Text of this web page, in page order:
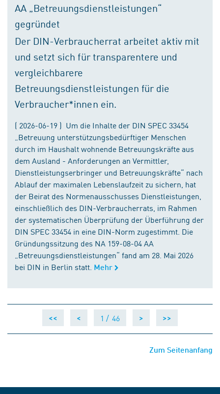
AA „Betreuungsdienstleistungen“
gegründet
Der DIN-Verbraucherrat arbeitet aktiv mit
und setzt sich für transparentere und
vergleichbarere
Betreuungsdienstleistungen für die
Verbraucher*innen ein.
( 2026-06-19 ) Um die Inhalte der DIN SPEC 33454
„Betreuung unterstützungsbedürftiger Menschen
durch im Haushalt wohnende Betreuungskräfte aus
dem Ausland - Anforderungen an Vermittler,
Dienstleistungserbringer und Betreuungskräfte“ nach
Ablauf der maximalen Lebenslaufzeit zu sichern, hat
der Beirat des Normenausschusses Dienstleistungen,
einschließlich des DIN-Verbraucherrats, im Rahmen
der systematischen Überprüfung der Überführung der
DIN SPEC 33454 in eine DIN-Norm zugestimmt. Die
Gründungssitzung des NA 159-08-04 AA
„Betreuungsdienstleistungen“ fand am 28. Mai 2026
bei DIN in Berlin statt. Mehr
<< < 1 / 46 > >>
Zum Seitenanfang